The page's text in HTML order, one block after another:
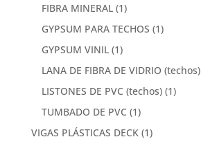
FIBRA MINERAL (1)
GYPSUM PARA TECHOS (1)
GYPSUM VINIL (1)
LANA DE FIBRA DE VIDRIO (techos)
LISTONES DE PVC (techos) (1)
TUMBADO DE PVC (1)
VIGAS PLÁSTICAS DECK (1)